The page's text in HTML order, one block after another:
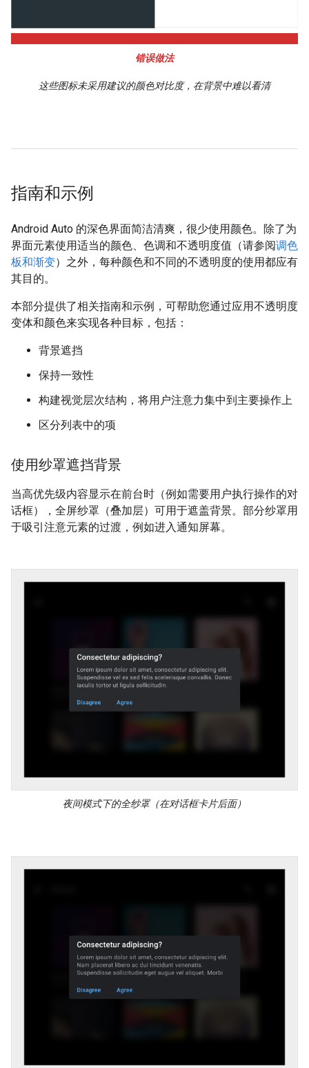
错误做法
这些图标未采用建议的颜色对比度，在背景中难以看清
指南和示例
Android Auto 的深色界面简洁清爽，很少使用颜色。除了为
界面元素使用适当的颜色、色调和不透明度值（请参阅调色
板和渐变）之外，每种颜色和不同的不透明度的使用都应有
其目的。
本部分提供了相关指南和示例，可帮助您通过应用不透明度
变体和颜色来实现各种目标，包括：
背景遮挡
保持一致性
构建视觉层次结构，将用户注意力集中到主要操作上
区分列表中的项
使用纱罩遮挡背景
当高优先级内容显示在前台时（例如需要用户执行操作的对
话框），全屏纱罩（叠加层）可用于遮盖背景。部分纱罩用
于吸引注意元素的过渡，例如进入通知屏幕。
夜间模式下的全纱罩（在对话框卡片后面）